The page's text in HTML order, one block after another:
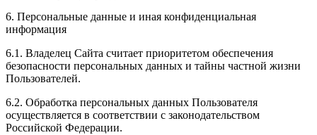
6. Персональные данные и иная конфиденциальная
информация
6.1. Владелец Сайта считает приоритетом обеспечения
безопасности персональных данных и тайны частной жизни
Пользователей.
6.2. Обработка персональных данных Пользователя
осуществляется в соответствии с законодательством
Российской Федерации.